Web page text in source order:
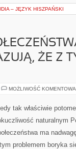
– JĘZYK HISZPAŃSKI
ŻE Z
MOŻLIWOŚĆ
tak właściwie
naturalnym
ma
problemem boryka